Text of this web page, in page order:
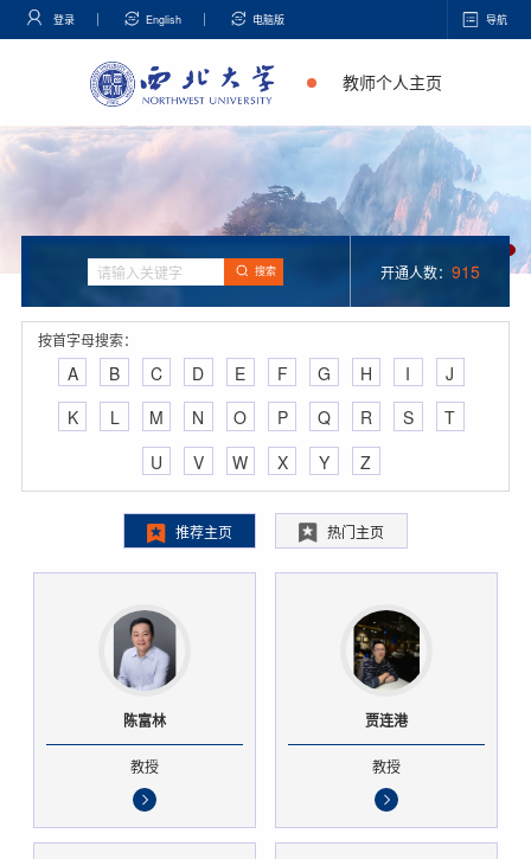
登录 English 电脑版 导航
教师个人主页
搜索 开通人数： 915
按首字母搜索：
A B C D E F G H I
J
K
L M N O P Q R S
T
U
V W X Y Z
推荐主页 热门主页
陈富林
教授
贾连港
教授